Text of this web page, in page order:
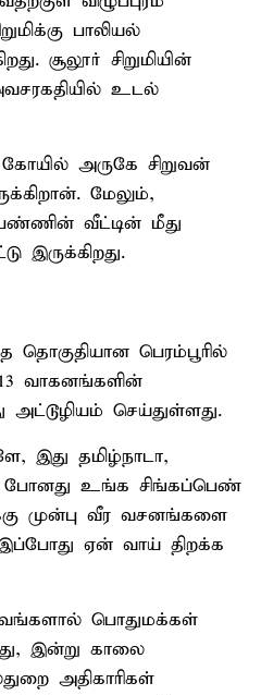
பாலியல்
சூலூர் சிறுமியின்
உடல்
அருகே சிறுவன்
மேலும்,
வீட்டின் மீது
இருக்கிறது.
பெரம்பூரில்
வாகனங்களின்
செய்துள்ளது.
இது தமிழ்நாடா,
போனது உங்க சிங்கப்பெண்
முன்பு வீர வசனங்களை
ஏன் வாய் திறக்க
பொதுமக்கள்
இன்று காலை
அதிகாரிகள்